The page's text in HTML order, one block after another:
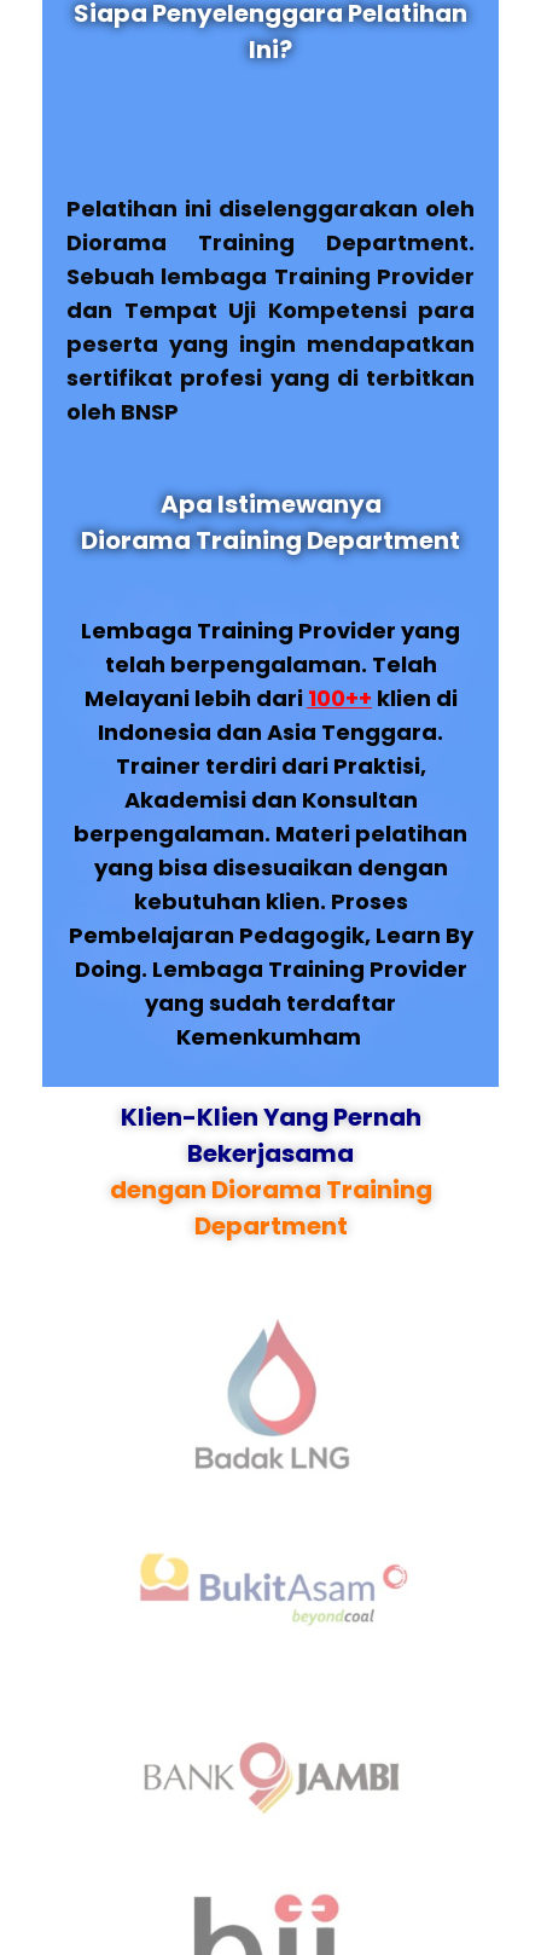
Siapa Penyelenggara Pelatihan
Ini?
Pelatihan ini diselenggarakan oleh
Diorama Training Department.
Sebuah lembaga Training Provider
dan Tempat Uji Kompetensi para
peserta yang ingin mendapatkan
sertifikat profesi yang di terbitkan
oleh BNSP
Apa Istimewanya
Diorama Training Department
Lembaga Training Provider yang
telah berpengalaman. Telah
Melayani lebih dari 100++ klien di
Indonesia dan Asia Tenggara.
Trainer terdiri dari Praktisi,
Akademisi dan Konsultan
berpengalaman. Materi pelatihan
yang bisa disesuaikan dengan
kebutuhan klien. Proses
Pembelajaran Pedagogik, Learn By
Doing. Lembaga Training Provider
yang sudah terdaftar
Kemenkumham
Klien-Klien Yang Pernah
Bekerjasama
dengan Diorama Training
Department